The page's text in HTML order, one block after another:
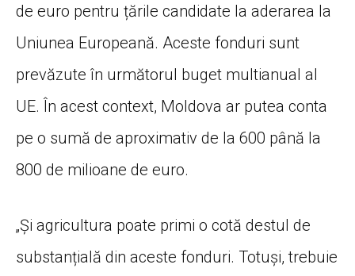
de euro pentru țările candidate la aderarea la
Uniunea Europeană. Aceste fonduri sunt
prevăzute în următorul buget multianual al
UE. În acest context, Moldova ar putea conta
pe o sumă de aproximativ de la 600 până la
800 de milioane de euro.
„Și agricultura poate primi o cotă destul de
substanțială din aceste fonduri. Totuși, trebuie